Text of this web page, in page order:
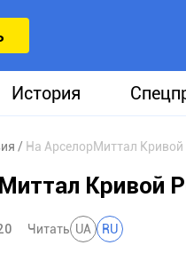
История
На АрселорМиттал
Кривой
Читать UA RU